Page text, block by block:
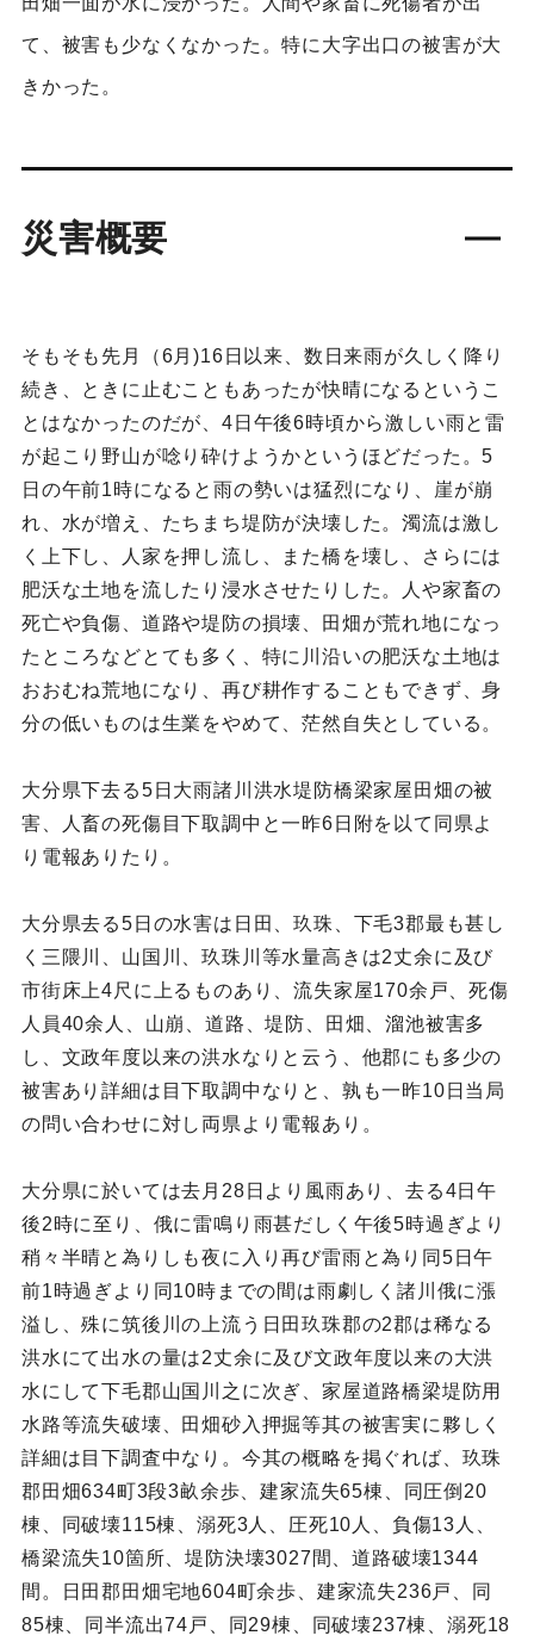
て、被害も少なくなかった。特に大字出口の被害が大
きかった。
災害概要
そもそも先月（6月)16日以来、数日来雨が久しく降り
続き、ときに止むこともあったが快晴になるというこ
とはなかったのだが、4日午後6時頃から激しい雨と雷
が起こり野山が唸り砕けようかというほどだった。5
日の午前1時になると雨の勢いは猛烈になり、崖が崩
れ、水が増え、たちまち堤防が決壊した。濁流は激し
く上下し、人家を押し流し、また橋を壊し、さらには
肥沃な土地を流したり浸水させたりした。人や家畜の
死亡や負傷、道路や堤防の損壊、田畑が荒れ地になっ
たところなどとても多く、特に川沿いの肥沃な土地は
おおむね荒地になり、再び耕作することもできず、身
分の低いものは生業をやめて、茫然自失としている。
大分県下去る5日大雨諸川洪水堤防橋梁家屋田畑の被
害、人畜の死傷目下取調中と一昨6日附を以て同県よ
り電報ありたり。
大分県去る5日の水害は日田、玖珠、下毛3郡最も甚し
く三隈川、山国川、玖珠川等水量高きは2丈余に及び
市街床上4尺に上るものあり、流失家屋170余戸、死傷
人員40余人、山崩、道路、堤防、田畑、溜池被害多
し、文政年度以来の洪水なりと云う、他郡にも多少の
被害あり詳細は目下取調中なりと、孰も一昨10日当局
の問い合わせに対し両県より電報あり。
大分県に於いては去月28日より風雨あり、去る4日午
後2時に至り、俄に雷鳴り雨甚だしく午後5時過ぎより
稍々半晴と為りしも夜に入り再び雷雨と為り同5日午
前1時過ぎより同10時までの間は雨劇しく諸川俄に漲
溢し、殊に筑後川の上流う日田玖珠郡の2郡は稀なる
洪水にて出水の量は2丈余に及び文政年度以来の大洪
水にして下毛郡山国川之に次ぎ、家屋道路橋梁堤防用
水路等流失破壊、田畑砂入押掘等其の被害実に夥しく
詳細は目下調査中なり。今其の概略を掲ぐれば、玖珠
郡田畑634町3段3畝余歩、建家流失65棟、同圧倒20
棟、同破壊115棟、溺死3人、圧死10人、負傷13人、
橋梁流失10箇所、堤防決壊3027間、道路破壊1344
間。日田郡田畑宅地604町余歩、建家流失236戸、同
85棟、同半流出74戸、同29棟、同破壊237棟、溺死18